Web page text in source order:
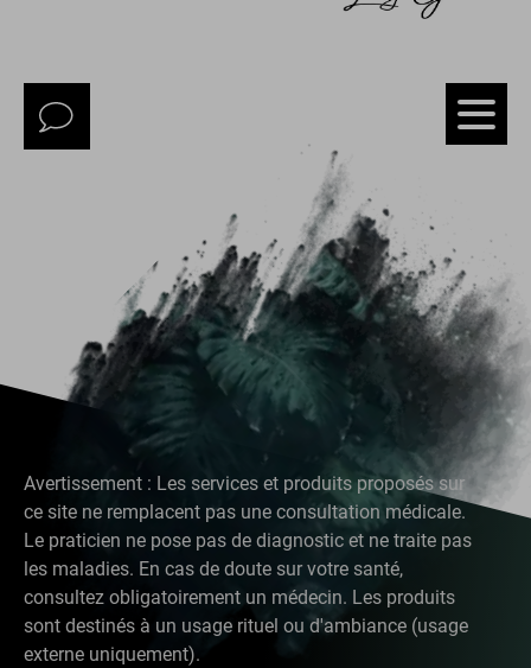
Avertissement : Les services et produits proposés sur
ce site ne remplacent pas une consultation médicale.
Le praticien ne pose pas de diagnostic et ne traite pas
les maladies. En cas de doute sur votre santé,
consultez obligatoirement un médecin. Les produits
sont destinés à un usage rituel ou d'ambiance (usage
externe uniquement).